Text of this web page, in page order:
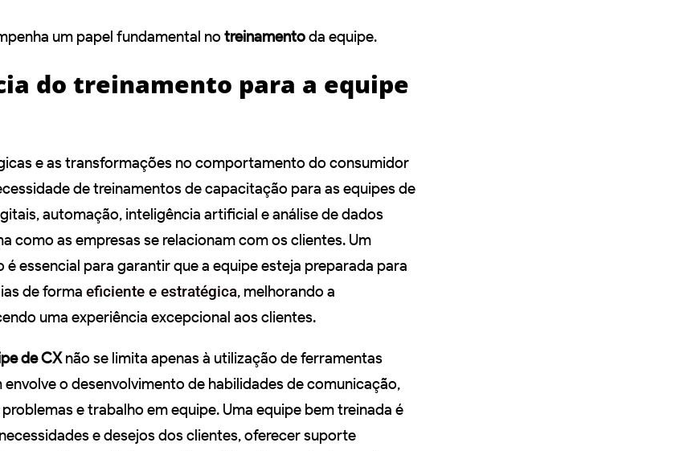
um papel fundamental no treinamentoda equipe.
do treinamento para a equipe
e as transformações no comportamento do consumidor
de treinamentos de capacitação para as equipes de
automação, inteligência artificial e análise de dados
como as empresas se relacionam com os clientes. Um
essencial para garantir que a equipe esteja preparada para
de forma eficiente e estratégica, melhorando a
uma experiência excepcional aos clientes.
de CXnão se limita apenas à utilização de ferramentas
o desenvolvimento de habilidades de comunicação,
e trabalho em equipe. Uma equipe bem treinada é
e desejos dos clientes, oferecer suporte